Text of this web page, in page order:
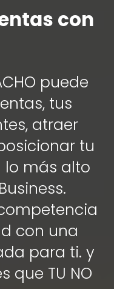
con
puede
tus
atraer
tu
lo más alto
con una
para ti. y
que TU NO